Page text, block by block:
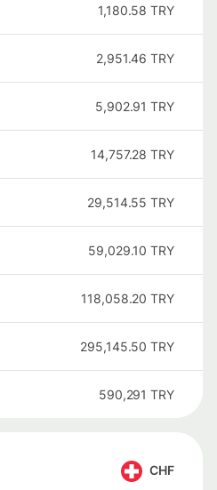
1,180.58 TRY
2,951.46 TRY
5,902.91 TRY
14,757.28 TRY
29,514.55 TRY
59,029.10 TRY
118,058.20 TRY
295,145.50 TRY
590,291 TRY
CHF